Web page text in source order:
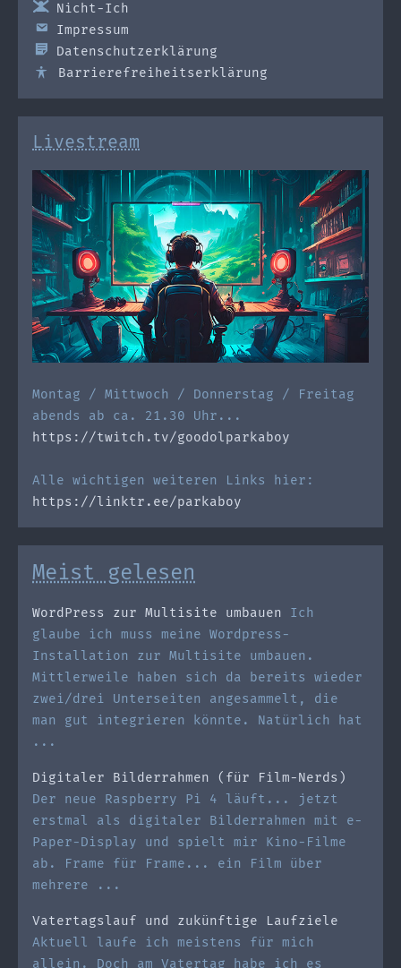
Nicht-Ich
Impressum
Datenschutzerklärung
Barrierefreiheitserklärung
Livestream
Montag / Mittwoch / Donnerstag / Freitag
abends ab ca. 21.30 Uhr...
https://twitch.tv/goodolparkaboy
Alle wichtigen weiteren Links hier:
https://linktr.ee/parkaboy
Meist gelesen
WordPress zur Multisite umbauen
Ich
glaube ich muss meine Wordpress-
Installation zur Multisite umbauen.
Mittlerweile haben sich da bereits wieder
zwei/drei Unterseiten angesammelt, die
man gut integrieren könnte. Natürlich hat
...
Digitaler Bilderrahmen (für Film-Nerds)
Der neue Raspberry Pi 4 läuft... jetzt
erstmal als digitaler Bilderrahmen mit e-
Paper-Display und spielt mir Kino-Filme
ab. Frame für Frame... ein Film über
mehrere ...
Vatertagslauf und zukünftige Laufziele
Aktuell laufe ich meistens für mich
allein. Doch am Vatertag habe ich es